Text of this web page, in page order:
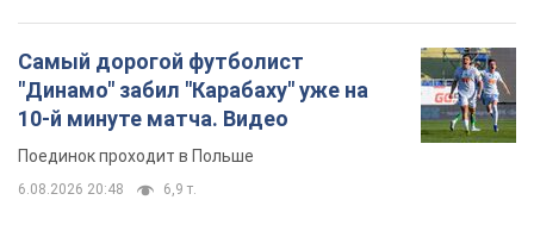
Самый дорогой футболист
"Динамо" забил "Карабаху" уже на
10-й минуте матча. Видео
Поединок проходит в Польше
6.08.2026 20:48 6,9 т.